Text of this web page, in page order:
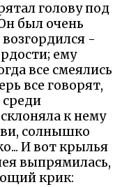
голову под
был очень
возгордился -
ему
все смеялись
все говорят,
к нему
солнышко
И вот крылья
выпрямилась,
крик: